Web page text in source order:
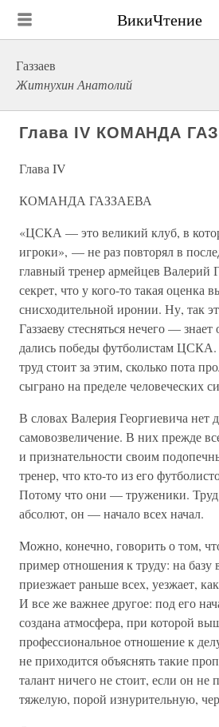
ВикиЧтение
Газзаев
Житнухин Анатолий
Глава IV КОМАНДА
Глава IV
КОМАНДА ГАЗЗАЕВА
«ЦСКА — это великий клуб, в
игроки», — не раз повторял в
главный тренер армейцев Валерий
секрет, что у кого-то такая оценка
снисходительной иронии. Ну, так
Газзаеву стесняться нечего —
дались победы футболистам
труд стоит за этим, сколько пота
сыграно на пределе человеческих
В словах Валерия Георгиевича нет
самовозвеличение. В них прежде
и признательности своим
тренер, что кто-то из его
Потому что они — труженики.
абсолют, он — начало всех начал.
Можно, конечно, говорить о том,
пример отношения к труду: на базу
приезжает раньше всех, уезжает,
И все же важнее другое: под его
создана атмосфера, при которой
профессиональное отношение к
не приходится объяснять такие
талант ничего не стоит, если он не
тяжелую, порой изнурительную,